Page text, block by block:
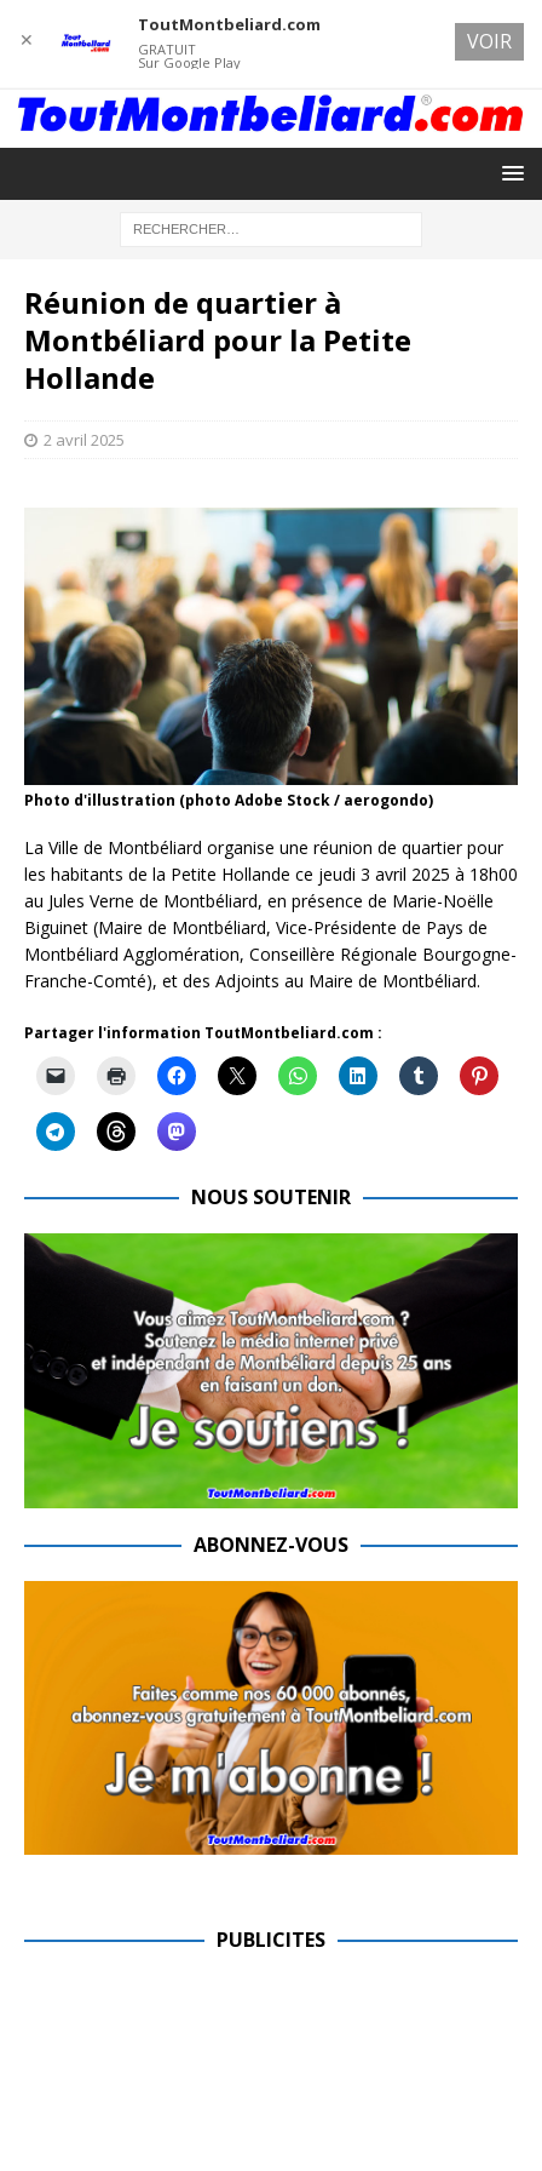
Réunion de quartier à
Montbéliard pour la Petite
Hollande
2 avril 2025
Photo d'illustration (photo Adobe Stock / aerogondo)
La Ville de Montbéliard organise une réunion de quartier pour
les habitants de la Petite Hollande ce jeudi 3 avril 2025 à 18h00
au Jules Verne de Montbéliard, en présence de Marie-Noëlle
Biguinet (Maire de Montbéliard, Vice-Présidente de Pays de
Montbéliard Agglomération, Conseillère Régionale Bourgogne-
Franche-Comté), et des Adjoints au Maire de Montbéliard.
Partager l'information ToutMontbeliard.com :
NOUS SOUTENIR
ABONNEZ-VOUS
PUBLICITES
✕
ToutMontbeliard.com
GRATUIT
Sur Google Play
VOIR